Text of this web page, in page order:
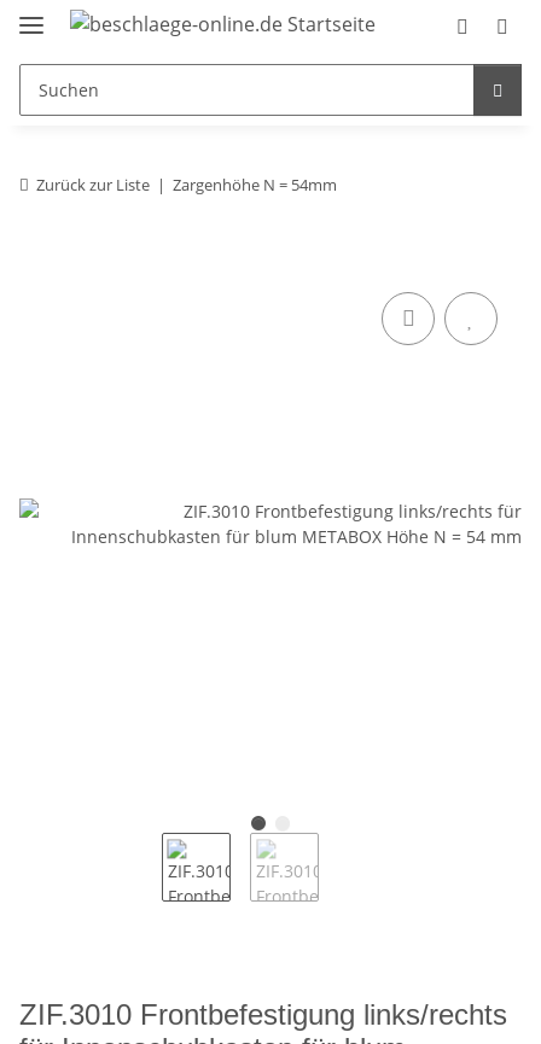
Zurück zur Liste Zargenhöhe N = 54mm
ZIF.3010 Frontbefestigung links/rechts